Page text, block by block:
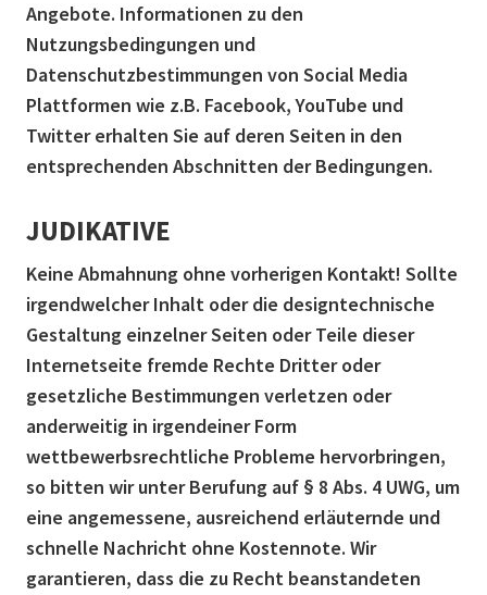
Angebote. Informationen zu den
Nutzungsbedingungen und
Datenschutzbestimmungen von Social Media
Plattformen wie z.B. Facebook, YouTube und
Twitter erhalten Sie auf deren Seiten in den
entsprechenden Abschnitten der Bedingungen.
JUDIKATIVE
Keine Abmahnung ohne vorherigen Kontakt! Sollte
irgendwelcher Inhalt oder die designtechnische
Gestaltung einzelner Seiten oder Teile dieser
Internetseite fremde Rechte Dritter oder
gesetzliche Bestimmungen verletzen oder
anderweitig in irgendeiner Form
wettbewerbsrechtliche Probleme hervorbringen,
so bitten wir unter Berufung auf § 8 Abs. 4 UWG, um
eine angemessene, ausreichend erläuternde und
schnelle Nachricht ohne Kostennote. Wir
garantieren, dass die zu Recht beanstandeten